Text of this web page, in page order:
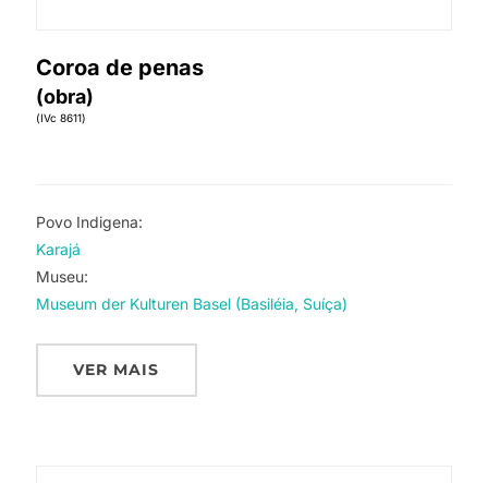
Coroa de penas
(obra)
(IVc 8611)
Povo Indigena:
Karajá
Museu:
Museum der Kulturen Basel (Basiléia, Suíça)
VER MAIS